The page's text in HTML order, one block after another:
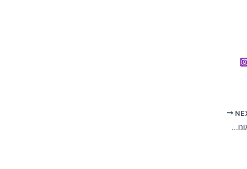
השייק שמחזיק אותי שבעה כל הבוקר – גאונות תזונתית או הטעיה מסוכנת?